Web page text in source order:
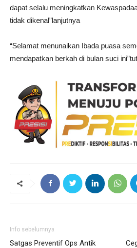
dapat selalu meningkatkan
tidak dikenal”lanjutnya
“Selamat menunaikan Ibada puasa
mendapatkan berkah di bulan suci
Info sebelumnya
Satgas Preventif Ops Antik